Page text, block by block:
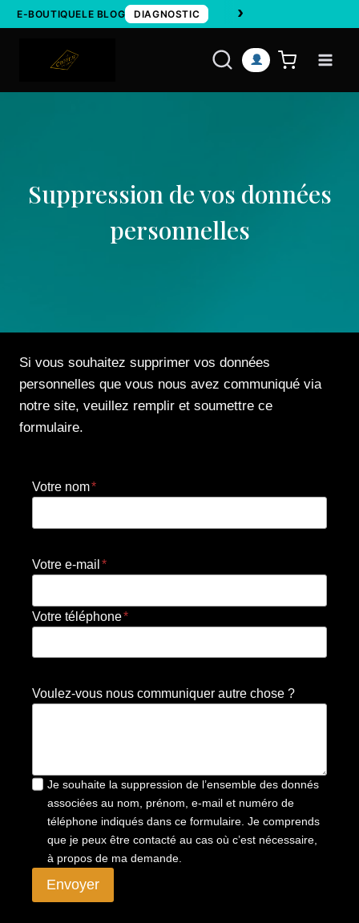
Aller
au
E-BOUTIQUELE BLOG DIAGNOSTIC ›
Suppression de vos données
personnelles
Si vous souhaitez supprimer vos données
personnelles que vous nous avez communiqué via
notre site, veuillez remplir et soumettre ce
formulaire.
Votre nom*
Votre e-mail *
Votre téléphone*
Voulez-vous nous communiquer autre chose ?
Je souhaite la suppression de l’ensemble des donnés
associées au nom, prénom, e-mail et numéro de
téléphone indiqués dans ce formulaire. Je comprends
que je peux être contacté au cas où c’est nécessaire,
à propos de ma demande.
Envoyer